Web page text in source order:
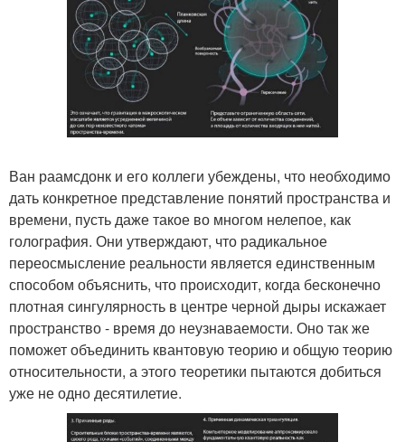
Ван раамсдонк и его коллеги убеждены, что необходимо
дать конкретное представление понятий пространства и
времени, пусть даже такое во многом нелепое, как
голография. Они утверждают, что радикальное
переосмысление реальности является единственным
способом объяснить, что происходит, когда бесконечно
плотная сингулярность в центре черной дыры искажает
пространство - время до неузнаваемости. Оно так же
поможет объединить квантовую теорию и общую теорию
относительности, а этого теоретики пытаются добиться
уже не одно десятилетие.